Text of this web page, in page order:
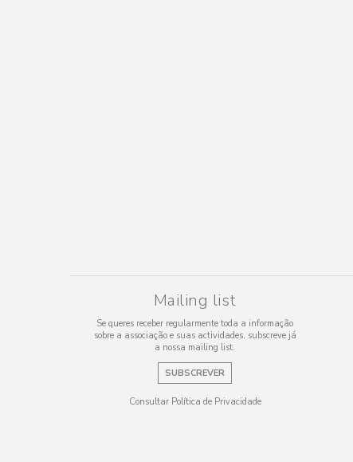
Mailing list
Se queres receber regularmente toda a informação
sobre a associação e suas actividades, subscreve já
a nossa mailing list.
SUBSCREVER
Consultar Política de Privacidade